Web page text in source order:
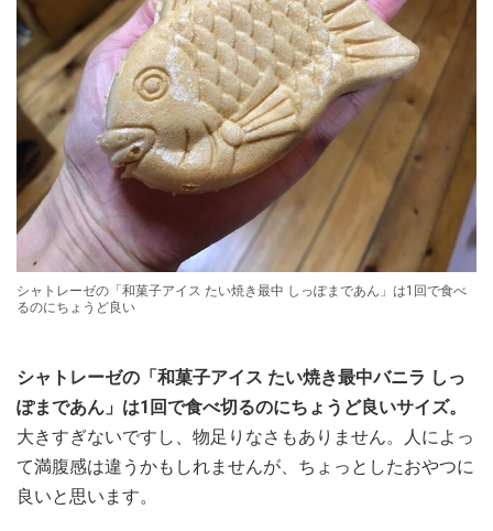
シャトレーゼの「和菓子アイス たい焼き最中 しっぽまであん」は1回で食べ
るのにちょうど良い
シャトレーゼの「和菓子アイス たい焼き最中バニラ しっ
ぽまであん」は1回で食べ切るのにちょうど良いサイズ。
大きすぎないですし、物足りなさもありません。人によっ
て満腹感は違うかもしれませんが、ちょっとしたおやつに
良いと思います。